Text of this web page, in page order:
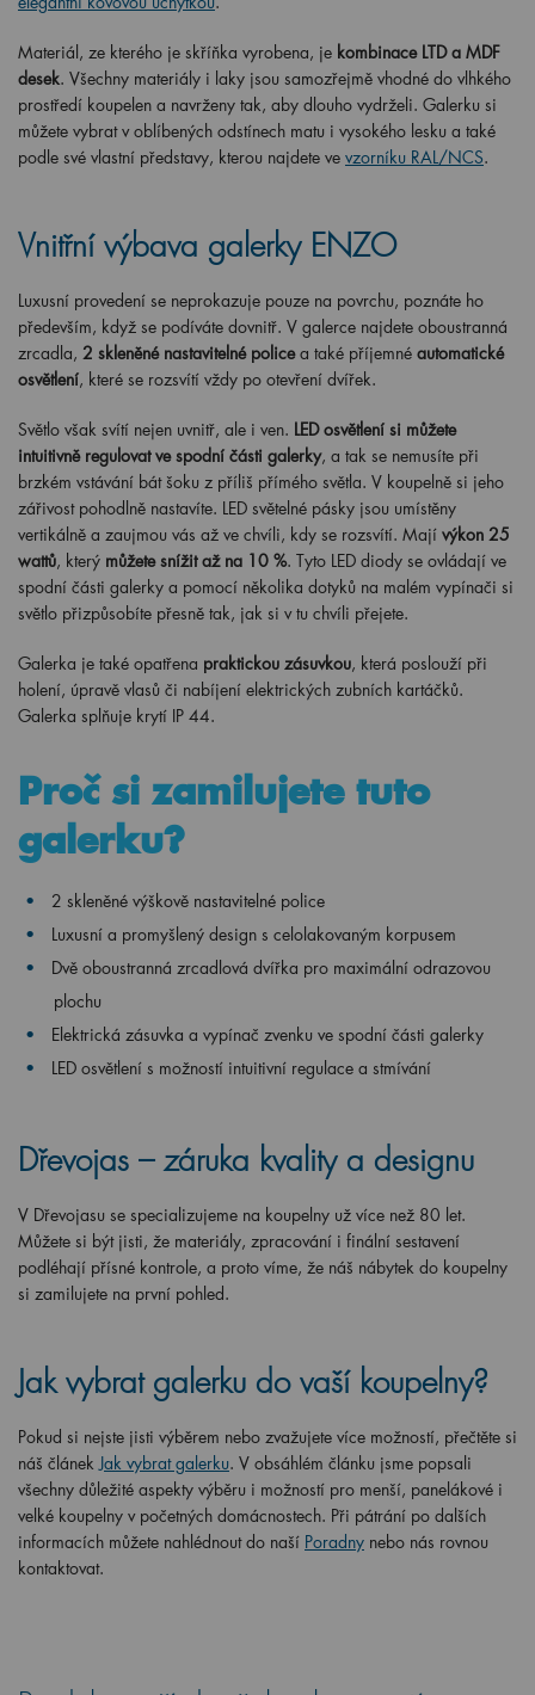
Materiál, ze kterého je skříňka vyrobena, je kombinace LTD a MDF
desek. Všechny materiály i laky jsou samozřejmě vhodné do vlhkého
prostředí koupelen a navrženy tak, aby dlouho vydrželi. Galerku si
můžete vybrat v oblíbených odstínech matu i vysokého lesku a také
podle své vlastní představy, kterou najdete ve vzorníku RAL/NCS.
Vnitřní výbava galerky ENZO
Luxusní provedení se neprokazuje pouze na povrchu, poznáte ho
především, když se podíváte dovnitř. V galerce najdete oboustranná
zrcadla, 2 skleněné nastavitelné policea také příjemné automatické
osvětlení, které se rozsvítí vždy po otevření dvířek.
Světlo však svítí nejen uvnitř, ale i ven. LED osvětlení si můžete
intuitivně regulovat ve spodní části galerky, a tak se nemusíte při
brzkém vstávání bát šoku z příliš přímého světla. V koupelně si jeho
zářivost pohodlně nastavíte. LED světelné pásky jsou umístěny
vertikálně a zaujmou vás až ve chvíli, kdy se rozsvítí. Mají výkon 25
wattů, který můžete snížit až na 10 %. Tyto LED diody se ovládají ve
spodní části galerky a pomocí několika dotyků na malém vypínači si
světlo přizpůsobíte přesně tak, jak si v tu chvíli přejete.
Galerka je také opatřena praktickou zásuvkou, která poslouží při
holení, úpravě vlasů či nabíjení elektrických zubních kartáčků.
Galerka splňuje krytí IP 44.
Proč si zamilujete tuto
galerku?
2 skleněné výškově nastavitelné police
Luxusní a promyšlený design s celolakovaným korpusem
Dvě oboustranná zrcadlová dvířka pro maximální odrazovou
plochu
Elektrická zásuvka a vypínač zvenku ve spodní části galerky
LED osvětlení s možností intuitivní regulace a stmívání
Dřevojas – záruka kvality a designu
V Dřevojasu se specializujeme na koupelny už více než 80 let.
Můžete si být jisti, že materiály, zpracování i finální sestavení
podléhají přísné kontrole, a proto víme, že náš nábytek do koupelny
si zamilujete na první pohled.
Jak vybrat galerku do vaší koupelny?
Pokud si nejste jisti výběrem nebo zvažujete více možností, přečtěte si
náš článekJak vybrat galerku. V obsáhlém článku jsme popsali
všechny důležité aspekty výběru i možností pro menší, panelákové i
velké koupelny v početných domácnostech. Při pátrání po dalších
informacích můžete nahlédnout do naší Poradny nebo nás rovnou
kontaktovat.